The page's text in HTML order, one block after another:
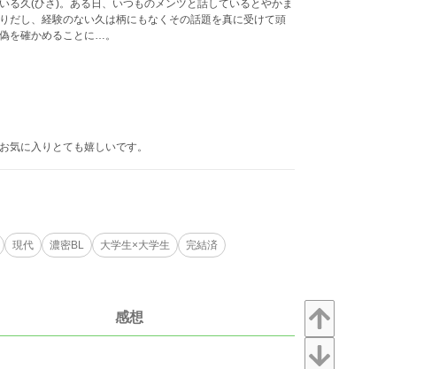
久(ひさ)。ある日、いつものメンツと話しているとやかま
だし、経験のない久は柄にもなくその話題を真に受けて頭
を確かめることに…。
気に入りとても嬉しいです。
現代 濃密BL 大学生×大学生 完結済
感想